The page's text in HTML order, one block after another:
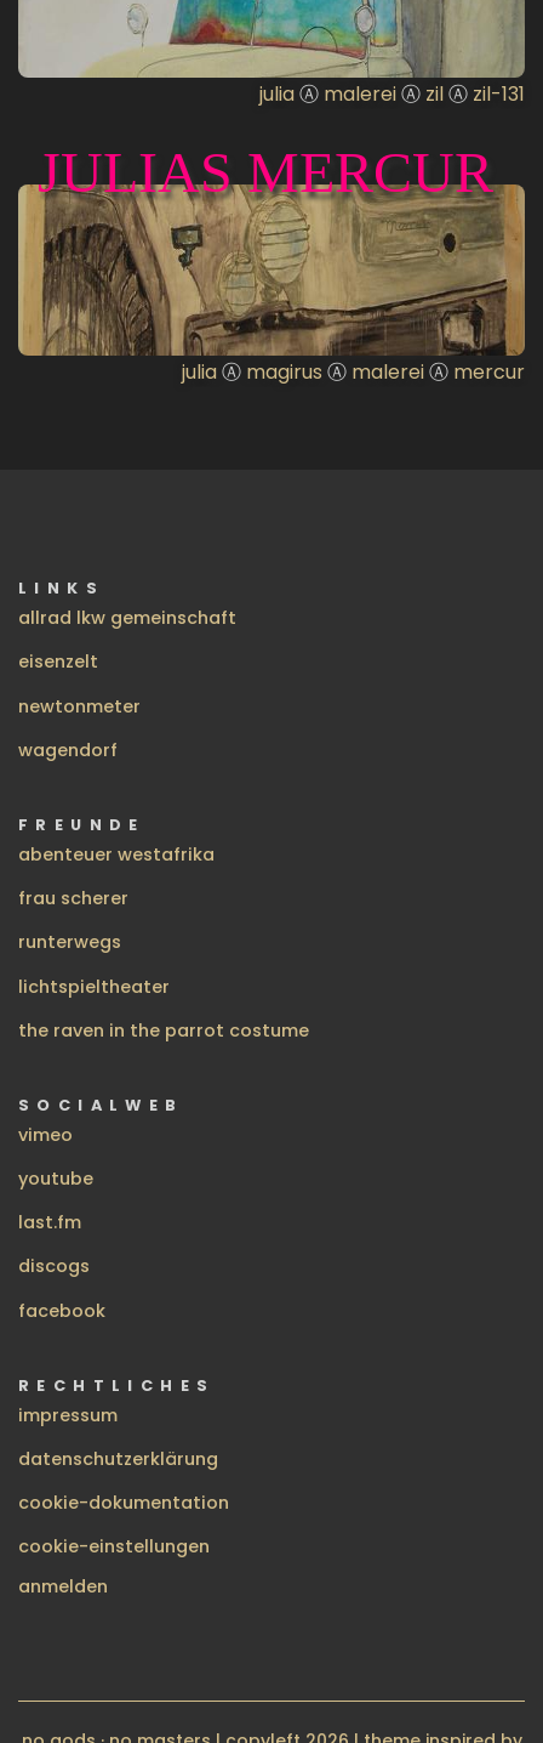
juliaⒶ malereiⒶ zilⒶ zil-131
JULIAS MERCUR
juliaⒶ magirus Ⓐ malereiⒶ mercur
LINKS
allrad lkw gemeinschaft
eisenzelt
newtonmeter
wagendorf
FREUNDE
abenteuer westafrika
frau scherer
runterwegs
lichtspieltheater
the raven in the parrot costume
SOCIALWEB
vimeo
youtube
last.fm
discogs
facebook
RECHTLICHES
impressum
datenschutzerklärung
cookie-dokumentation
cookie-einstellungen
BENUTZERMENÜ
anmelden